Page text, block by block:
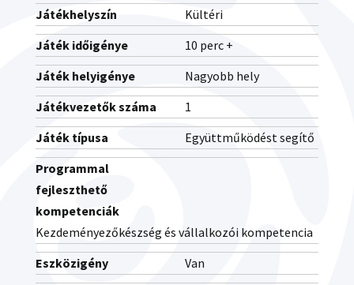
Játékhelyszín
Kültéri
Játék időigénye
10 perc +
Játék helyigénye
Nagyobb hely
Játékvezetők száma
1
Játék típusa
Együttműködést segítő
Programmal
fejleszthető
kompetenciák
Kezdeményezőkészség és vállalkozói kompetencia
Eszközigény
Van